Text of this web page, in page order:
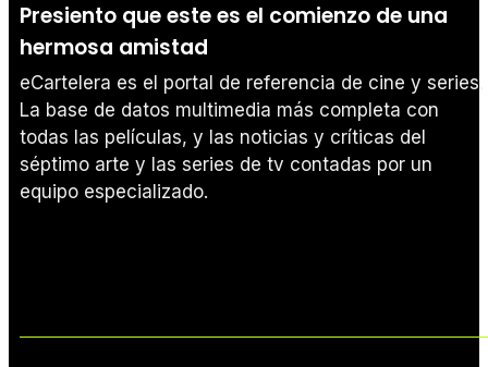
Presiento que este es el comienzo de una
hermosa amistad
eCartelera es el portal de referencia de cine y series.
La base de datos multimedia más completa con
todas las películas, y las noticias y críticas del
séptimo arte y las series de tv contadas por un
equipo especializado.